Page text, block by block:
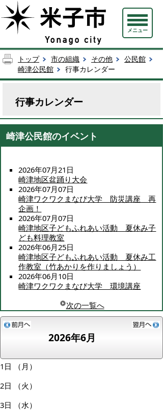
メニュー
トップ 市の組織 その他
公民館
崎津公民館
行事カレンダー
行事カレンダー
崎津公民館のイベント
2026年07月21日
崎津地区盆踊り大会
2026年07月07日
崎津ワクワクまなび大学 防災講座 再
企画！
2026年07月07日
崎津地区子どもふれあい活動 夏休み子
ども料理教室
2026年06月25日
崎津地区子どもふれあい活動 夏休み工
作教室（竹あかりを作りましょう）
2026年06月10日
崎津ワクワクまなび大学 環境講座
次の一覧へ
2026年6月
1日
（月）
2日
（火）
3日
（水）